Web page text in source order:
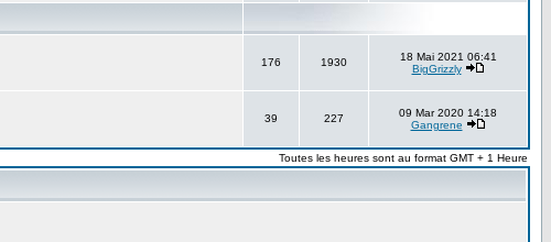
176 1930
18 Mai 2021 06:41
BigGrizzly
39 227
09 Mar 2020 14:18
Gangrene
Toutes les heures sont au format GMT + 1 Heure